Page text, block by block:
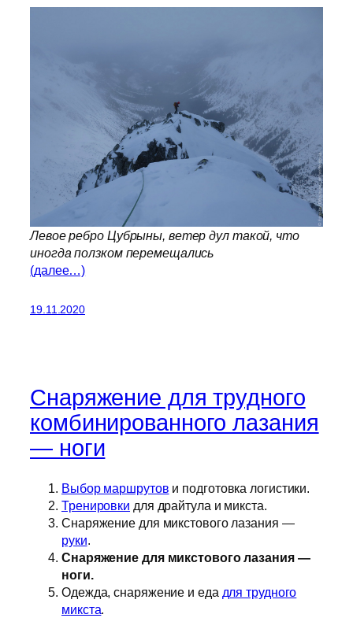
Левое ребро Цубрыны, ветер дул такой, что
иногда ползком перемещались
(далее…)
19.11.2020
Снаряжение для трудного
комбинированного лазания
— ноги
Выбор маршрутов и подготовка логистики.
Тренировки для драйтула и микста.
Снаряжение для микстового лазания —
руки.
Снаряжение для микстового лазания —
ноги.
Одежда, снаряжение и еда для трудного
микста.